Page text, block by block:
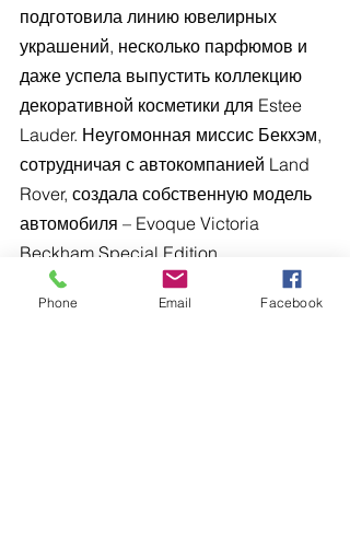
подготовила линию ювелирных
украшений, несколько парфюмов и
даже успела выпустить коллекцию
декоративной косметики для Estee
Lauder. Неугомонная миссис Бекхэм,
сотрудничая с автокомпанией Land
Rover, создала собственную модель
автомобиля – Evoque Victoria
Beckham Special Edition.
Phone Email Facebook